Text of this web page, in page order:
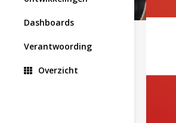
Dashboards
Verantwoording
Overzicht